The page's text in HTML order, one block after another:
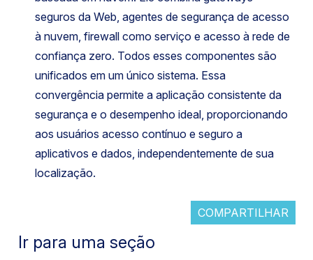
seguros da Web, agentes de segurança de acesso
à nuvem, firewall como serviço e acesso à rede de
confiança zero. Todos esses componentes são
unificados em um único sistema. Essa
convergência permite a aplicação consistente da
segurança e o desempenho ideal, proporcionando
aos usuários acesso contínuo e seguro a
aplicativos e dados, independentemente de sua
localização.
COMPARTILHAR
Ir para uma seção